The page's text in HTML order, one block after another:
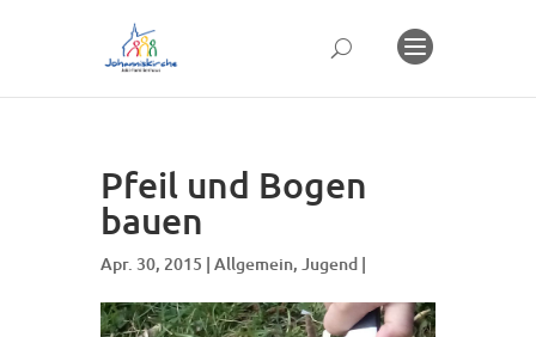
Pfeil und Bogen
bauen
Apr. 30, 2015 | Allgemein, Jugend |